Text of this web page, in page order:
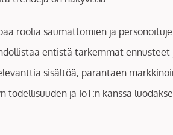
roolia saumattomien ja
entistä tarkemmat ennusteet
sisältöä, parantaen
todellisuuden ja IoT:n kanssa